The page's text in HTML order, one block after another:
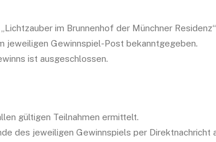
im Brunnenhof der Münchner
jeweiligen Gewinnspiel-Post bekanntgegeben.
ist ausgeschlossen.
gültigen Teilnahmen ermittelt.
des jeweiligen Gewinnspiels per